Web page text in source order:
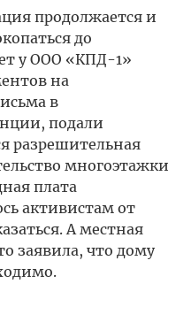
продолжается и
до
у ООО «КПД-1»
на
в
подали
разрешительная
многоэтажки
плата
активистам от
А местная
заявила, что дому